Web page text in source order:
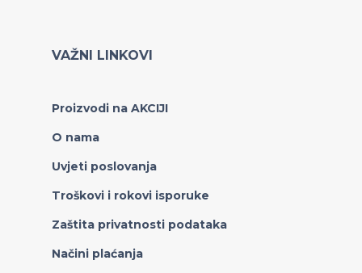
VAŽNI LINKOVI
Proizvodi na AKCIJI
O nama
Uvjeti poslovanja
Troškovi i rokovi isporuke
Zaštita privatnosti podataka
Načini plaćanja